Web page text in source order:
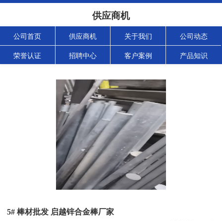
供应商机
公司首页 供应商机 关于我们 公司动态
荣誉认证 招聘中心 客户案例 产品知识
5# 棒材批发 启越锌合金棒厂家